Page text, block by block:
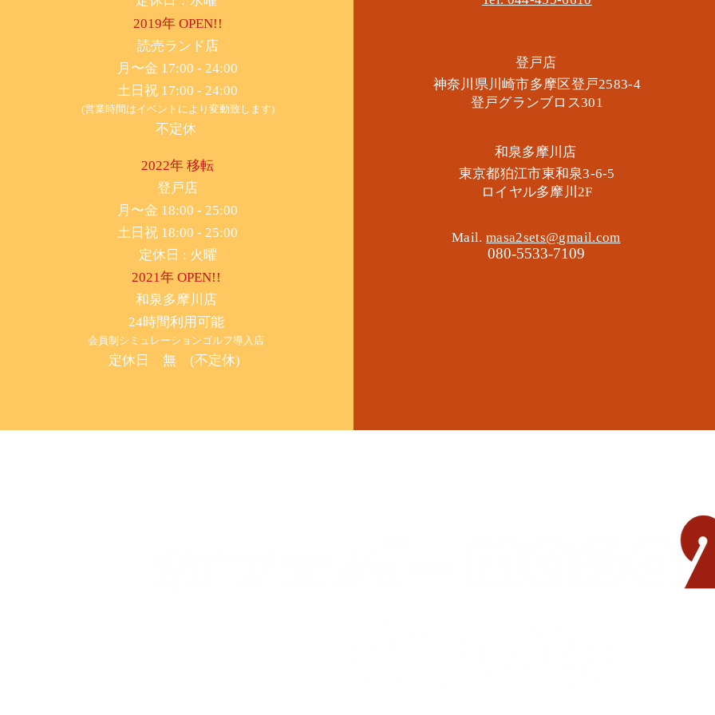
2019年 OPEN!!
​読売ランド店
月〜金 17:00 - 24:00
土日祝 17:00 - 24:00
(営業時間はイベントにより変動致します)
不定休
2022年 移転
​登戸店
月〜金 18:00 - 25:00
土日祝 18:00 - 25:00
​定休日 : 火曜
2021年 OPEN!!
​和泉多摩川店
24時間利用可能
​会員制シミュレーションゴルフ導入店
定休日 無 (不定休)
​登戸店
神奈川県川崎市多摩区​登戸2583-4
​登戸グランブロス301
​和泉多摩川店
東京都狛江市東和泉3-6-5
​ロイヤル多摩川2F
Mail.masa2sets@gmail.com
080-5533-7109